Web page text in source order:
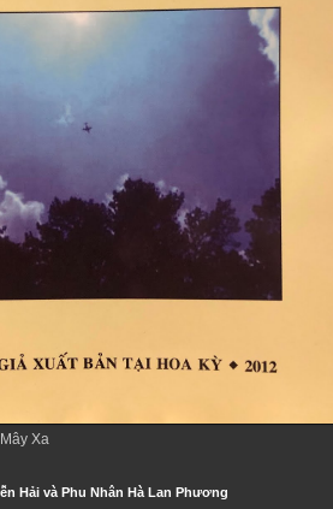
Xa
Hải và Phu Nhân Hà Lan Phương